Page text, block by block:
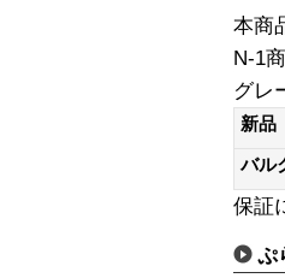
本商
N-1
グレ
バ
保証
ぷ